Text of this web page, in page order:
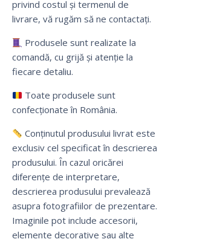
privind costul și termenul de
livrare, vă rugăm să ne contactați.
Produsele sunt realizate la
comandă, cu grijă și atenție la
fiecare detaliu.
Toate produsele sunt
confecționate în România.
Conținutul produsului livrat este
exclusiv cel specificat în descrierea
produsului. În cazul oricărei
diferențe de interpretare,
descrierea produsului prevalează
asupra fotografiilor de prezentare.
Imaginile pot include accesorii,
elemente decorative sau alte